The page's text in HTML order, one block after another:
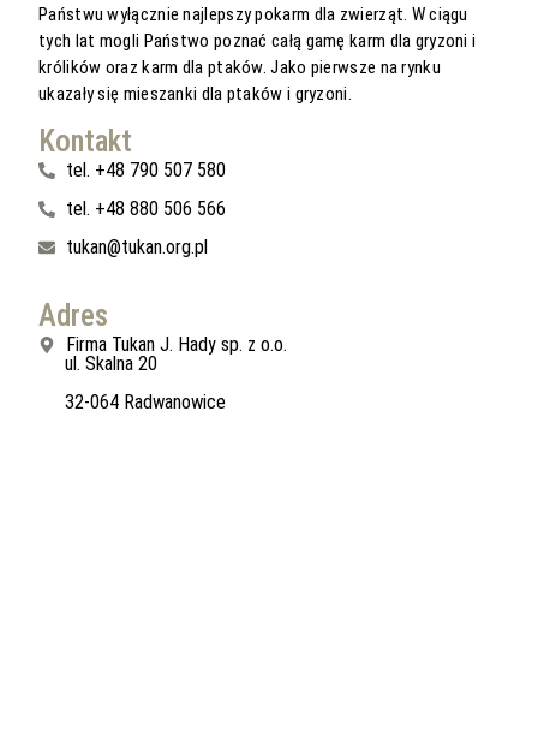
Państwu wyłącznie najlepszy pokarm dla zwierząt. W ciągu
tych lat mogli Państwo poznać całą gamę karm dla gryzoni i
królików oraz karm dla ptaków. Jako pierwsze na rynku
ukazały się mieszanki dla ptaków i gryzoni.
Kontakt
tel. +48 790 507 580
tel. +48 880 506 566
tukan@tukan.org.pl
Adres
Firma Tukan J. Hady sp. z o.o.
ul. Skalna 20
32-064 Radwanowice